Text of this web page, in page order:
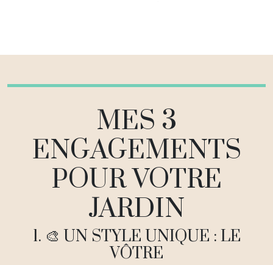
MES 3
ENGAGEMENTS
POUR VOTRE
JARDIN
1. 🎨 UN STYLE UNIQUE : LE
VÔTRE